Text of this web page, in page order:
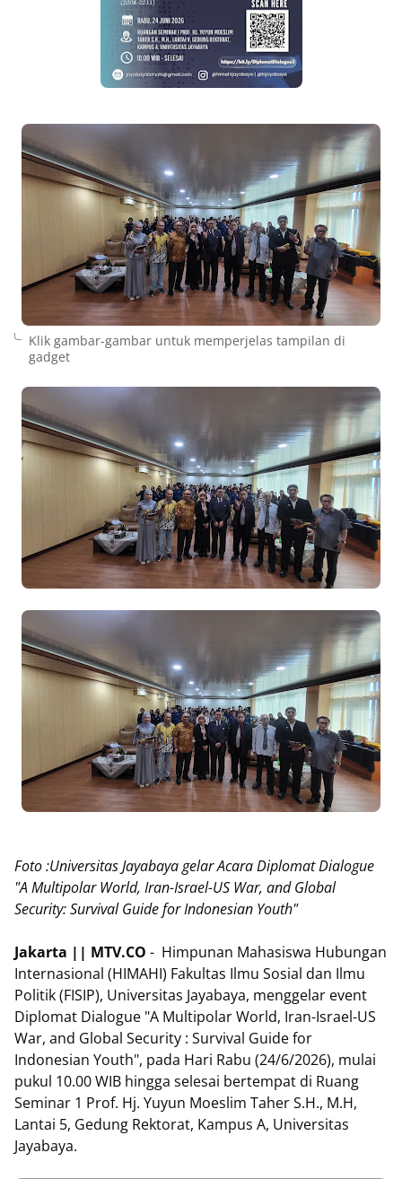
Klik gambar-gambar untuk memperjelas tampilan di
gadget
Foto :Universitas Jayabaya gelar Acara Diplomat Dialogue
"A Multipolar World, Iran-Israel-US War, and Global
Security: Survival Guide for Indonesian Youth"
Jakarta || MTV.CO - Himpunan Mahasiswa Hubungan
Internasional (HIMAHI) Fakultas Ilmu Sosial dan Ilmu
Politik (FISIP), Universitas Jayabaya, menggelar event
Diplomat Dialogue "A Multipolar World, Iran-Israel-US
War, and Global Security : Survival Guide for
Indonesian Youth", pada Hari Rabu (24/6/2026), mulai
pukul 10.00 WIB hingga selesai bertempat di Ruang
Seminar 1 Prof. Hj. Yuyun Moeslim Taher S.H., M.H,
Lantai 5, Gedung Rektorat, Kampus A, Universitas
Jayabaya.